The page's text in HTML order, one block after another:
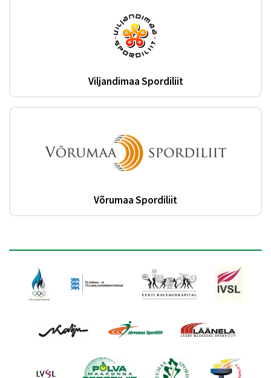
Viljandimaa Spordiliit
Võrumaa Spordiliit